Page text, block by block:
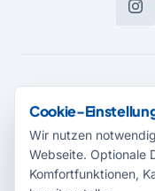
Cookie-
Wir nutzen
Webseite. Optionale
Komfortfunktionen,